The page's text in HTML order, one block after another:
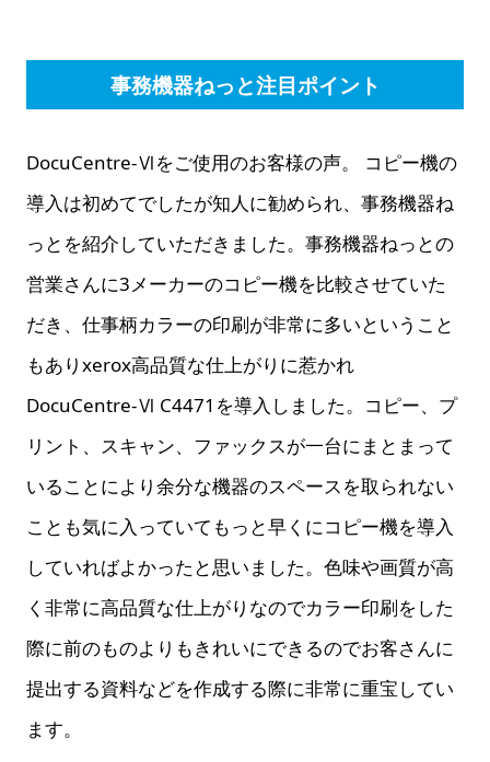
事務機器ねっと注目ポイント
DocuCentre-Ⅵをご使用のお客様の声。 コピー機の
導入は初めてでしたが知人に勧められ、事務機器ね
っとを紹介していただきました。事務機器ねっとの
営業さんに3メーカーのコピー機を比較させていた
だき、仕事柄カラーの印刷が非常に多いということ
もありxerox高品質な仕上がりに惹かれ
DocuCentre-Ⅵ C4471を導入しました。コピー、プ
リント、スキャン、ファックスが一台にまとまって
いることにより余分な機器のスペースを取られない
ことも気に入っていてもっと早くにコピー機を導入
していればよかったと思いました。色味や画質が高
く非常に高品質な仕上がりなのでカラー印刷をした
際に前のものよりもきれいにできるのでお客さんに
提出する資料などを作成する際に非常に重宝してい
ます。